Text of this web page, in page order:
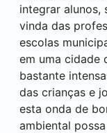
integrar alunos,
vinda das
escolas
em uma cidade
bastante
das crianças e
esta onda de
ambiental